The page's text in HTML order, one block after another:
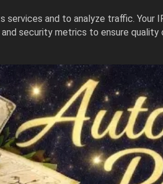
and to analyze traffic. Your
security metrics to ensure quality